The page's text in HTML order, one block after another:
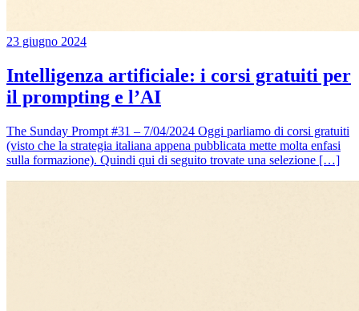
23 giugno 2024
Intelligenza artificiale: i corsi gratuiti per
il prompting e l’AI
The Sunday Prompt #31 – 7/04/2024 Oggi parliamo di corsi gratuiti
(visto che la strategia italiana appena pubblicata mette molta enfasi
sulla formazione). Quindi qui di seguito trovate una selezione […]